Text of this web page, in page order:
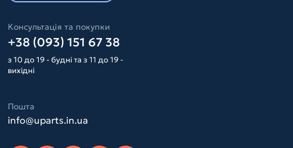
Консультація та покупки
+38 (093) 151 67 38
з 10 до 19 - будні та з 11 до 19 -
вихідні
Пошта
info@uparts.in.ua